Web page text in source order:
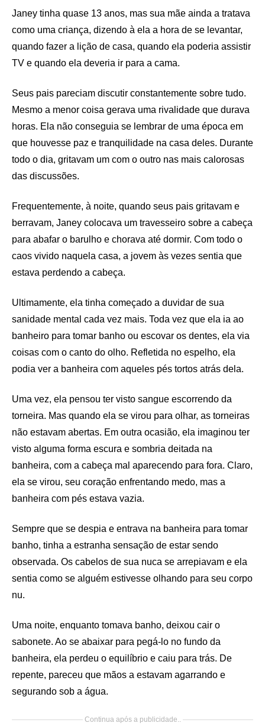
Janey tinha quase 13 anos, mas sua mãe ainda a tratava
como uma criança, dizendo à ela a hora de se levantar,
quando fazer a lição de casa, quando ela poderia assistir
TV e quando ela deveria ir para a cama.
Seus pais pareciam discutir constantemente sobre tudo.
Mesmo a menor coisa gerava uma rivalidade que durava
horas. Ela não conseguia se lembrar de uma época em
que houvesse paz e tranquilidade na casa deles. Durante
todo o dia, gritavam um com o outro nas mais calorosas
das discussões.
Frequentemente, à noite, quando seus pais gritavam e
berravam, Janey colocava um travesseiro sobre a cabeça
para abafar o barulho e chorava até dormir. Com todo o
caos vivido naquela casa, a jovem às vezes sentia que
estava perdendo a cabeça.
Ultimamente, ela tinha começado a duvidar de sua
sanidade mental cada vez mais. Toda vez que ela ia ao
banheiro para tomar banho ou escovar os dentes, ela via
coisas com o canto do olho. Refletida no espelho, ela
podia ver a banheira com aqueles pés tortos atrás dela.
Uma vez, ela pensou ter visto sangue escorrendo da
torneira. Mas quando ela se virou para olhar, as torneiras
não estavam abertas. Em outra ocasião, ela imaginou ter
visto alguma forma escura e sombria deitada na
banheira, com a cabeça mal aparecendo para fora. Claro,
ela se virou, seu coração enfrentando medo, mas a
banheira com pés estava vazia.
Sempre que se despia e entrava na banheira para tomar
banho, tinha a estranha sensação de estar sendo
observada. Os cabelos de sua nuca se arrepiavam e ela
sentia como se alguém estivesse olhando para seu corpo
nu.
Uma noite, enquanto tomava banho, deixou cair o
sabonete. Ao se abaixar para pegá-lo no fundo da
banheira, ela perdeu o equilíbrio e caiu para trás. De
repente, pareceu que mãos a estavam agarrando e
segurando sob a água.
Continua após a publicidade..